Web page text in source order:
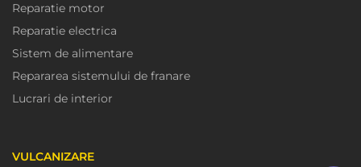
Reparatie motor
Reparatie electrica
Sistem de alimentare
Repararea sistemului de franare
Lucrari de interior
VULCANIZARE